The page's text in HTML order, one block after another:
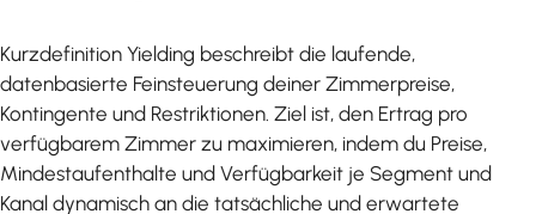
Kurzdefinition Yielding beschreibt die laufende,
datenbasierte Feinsteuerung deiner Zimmerpreise,
Kontingente und Restriktionen. Ziel ist, den Ertrag pro
verfügbarem Zimmer zu maximieren, indem du Preise,
Mindestaufenthalte und Verfügbarkeit je Segment und
Kanal dynamisch an die tatsächliche und erwartete